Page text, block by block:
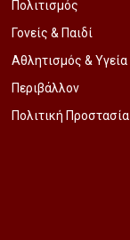
Πολιτισμός
Γονείς & Παιδί
Αθλητισμός & Υγεία
Περιβάλλον
Πολιτική Προστασία